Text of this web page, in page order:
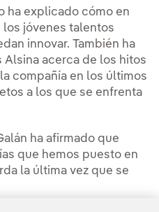
ha explicado cómo en
los jóvenes talentos
innovar. También ha
Alsina acerca de los hitos
compañía en los últimos
a los que se enfrenta
ha afirmado que
que hemos puesto en
la última vez que se